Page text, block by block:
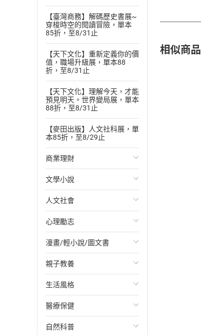
【臺灣商務】解碼歷史書展~
穿梭時空的閱讀冒險，單本
85折，至8/31止
【天下文化】重新定義你的價
值，職場升級展，單本88
折，至8/31止
【天下文化】理解今天，才能
預見明天。世界變局展，單本
88折，至8/31止
【麥田出版】人文社科展，單
本85折，至8/29止
商業理財
投資理財
經濟/趨勢
財務/金融
管理/領導
職場工作術
成功法
行銷/廣告
傳記
文學小說
歐美文學
日本文學
韓國文學
華文文學
經典文學
成長/家庭生活小說
懸疑/推理小說
人文社會
國際關係
政治
社會科學
台灣/中國歷史
日/韓歷史
其他歷史/史學
心理勵志
心靈成長/情緒
人際關係
兩性關係
心理學
漫畫/輕小說/圖文書
輕小說
奇幻/科幻
愛情故事
職場/社會寫實
親子教養
教育現場
兒童文學/故事
兒童科普/學習
生活風格
飲食/食譜
健身/美顏
醫療保健
健康/養生
自然科普
相似商品